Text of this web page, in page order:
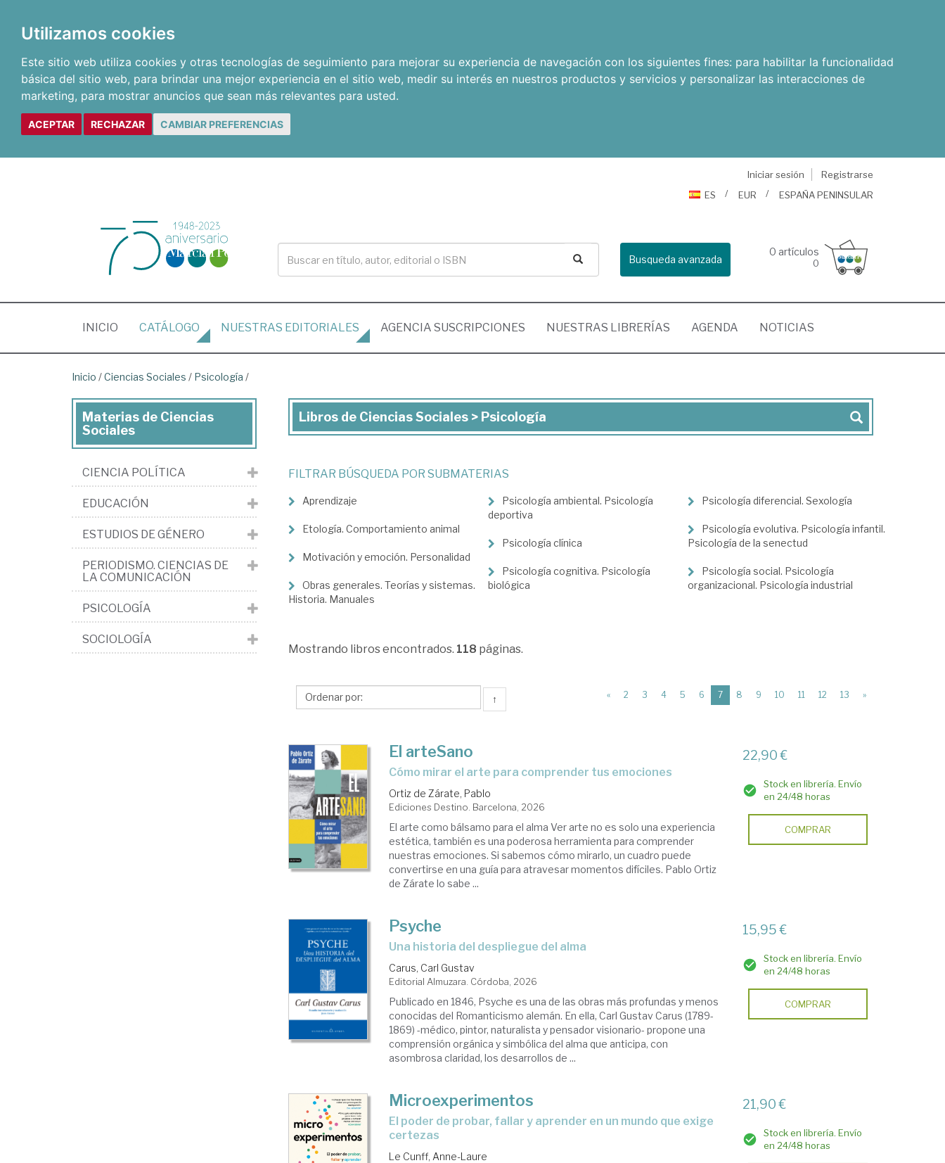
Utilizamos cookies
Este sitio web utiliza cookies y otras tecnologías de seguimiento para mejorar su experiencia de navegación con los siguientes fines: para habilitar la funcionalidad
básica del sitio web, para brindar una mejor experiencia en el sitio web, medir su interés en nuestros productos y servicios y personalizar las interacciones de
marketing, para mostrar anuncios que sean más relevantes para usted.
ACEPTAR RECHAZAR CAMBIAR PREFERENCIAS
Iniciar sesión
Registrarse
ES
EUR ESPAÑA PENINSULAR
Busqueda avanzada
0 artículos
0
INICIO (CURRENT)
CATÁLOGO NUESTRAS EDITORIALES AGENCIA SUSCRIPCIONES NUESTRAS LIBRERÍAS AGENDA NOTICIAS
Inicio /Ciencias Sociales / Psicología /
Libros
Ciencias
>
Psicología
Libros de Ciencias Sociales > Psicología
FILTRAR BÚSQUEDA POR SUBMATERIAS
Aprendizaje
Etología. Comportamiento animal
Motivación y emoción. Personalidad
Obras generales. Teorías y sistemas.
Historia. Manuales
Psicología ambiental. Psicología
deportiva
Psicología clínica
Psicología cognitiva. Psicología
biológica
Psicología diferencial. Sexología
Psicología evolutiva. Psicología infantil.
Psicología de la senectud
Psicología social. Psicología
organizacional. Psicología industrial
Mostrando libros encontrados. 118 páginas.
↑ « 2 3 4 5 6 7(current)
8 9 10 11 12 13 »
El arteSano
Cómo mirar el arte para comprender tus emociones
Ortiz de Zárate, Pablo
Ediciones Destino. Barcelona, 2026
El arte como bálsamo para el alma Ver arte no es solo una experiencia
estética, también es una poderosa herramienta para comprender
nuestras emociones. Si sabemos cómo mirarlo, un cuadro puede
convertirse en una guía para atravesar momentos difíciles. Pablo Ortiz
de Zárate lo sabe ...
22,90 €
Stock en librería. Envío
en 24/48 horas
COMPRAR
Psyche
Una historia del despliegue del alma
Carus, Carl Gustav
Editorial Almuzara. Córdoba, 2026
Publicado en 1846, Psyche es una de las obras más profundas y menos
conocidas del Romanticismo alemán. En ella, Carl Gustav Carus (1789-
1869) -médico, pintor, naturalista y pensador visionario- propone una
comprensión orgánica y simbólica del alma que anticipa, con
asombrosa claridad, los desarrollos de ...
15,95 €
Stock en librería. Envío
en 24/48 horas
COMPRAR
Microexperimentos
El poder de probar, fallar y aprender en un mundo que exige
certezas
Le Cunff, Anne-Laure
21,90 €
Stock en librería. Envío
en 24/48 horas
Materias de Ciencias
Sociales
CIENCIA POLÍTICA
EDUCACIÓN
ESTUDIOS DE GÉNERO
PERIODISMO. CIENCIAS DE
LA COMUNICACIÓN
PSICOLOGÍA
SOCIOLOGÍA